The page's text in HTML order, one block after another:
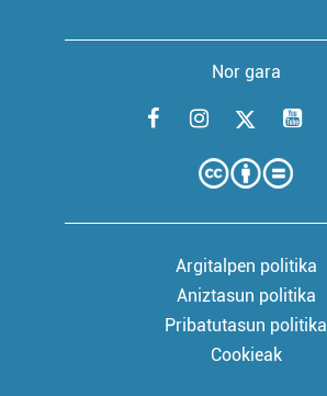
Nor gara
Argitalpen politika
Aniztasun politika
Pribatutasun politika
Cookieak